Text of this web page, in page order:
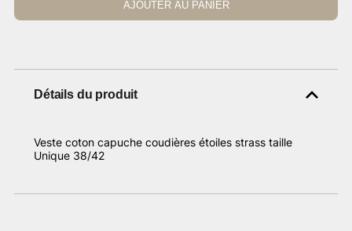
AJOUTER AU PANIER
Détails du produit
Veste coton capuche coudières étoiles strass taille
Unique 38/42